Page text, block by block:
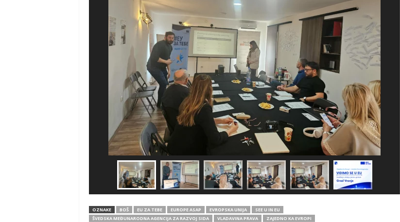
OZNAKE BOŠ EU ZA TEBE EUROPE ASAP EVROPSKA UNIJA
SEE U IN EU
ŠVEDSKA MEĐUNARODNA AGENCIJA ZA RAZVOJ SIDA
VLADAVINA PRAVA ZAJEDNO KA EVROPI